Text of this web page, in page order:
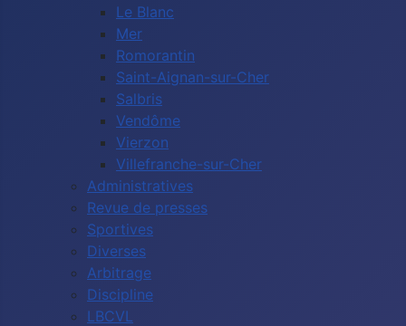
Le Blanc
Mer
Romorantin
Saint-Aignan-sur-Cher
Salbris
Vendôme
Vierzon
Villefranche-sur-Cher
Administratives
Revue de presses
Sportives
Diverses
Arbitrage
Discipline
LBCVL